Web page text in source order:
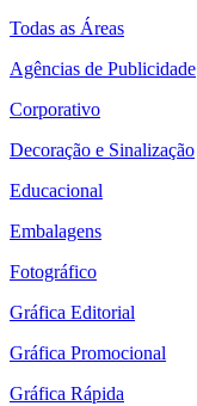
Todas as Áreas
Agências de Publicidade
Corporativo
Decoração e Sinalização
Educacional
Embalagens
Fotográfico
Gráfica Editorial
Gráfica Promocional
Gráfica Rápida